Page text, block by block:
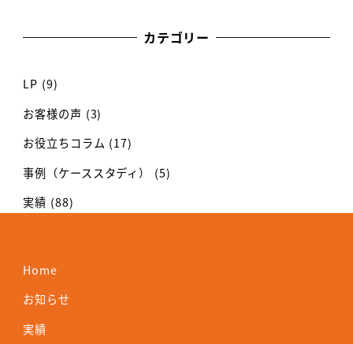
カテゴリー
LP (9)
お客様の声 (3)
お役立ちコラム (17)
事例（ケーススタディ）
(5)
実績 (88)
Home
お知らせ
実績